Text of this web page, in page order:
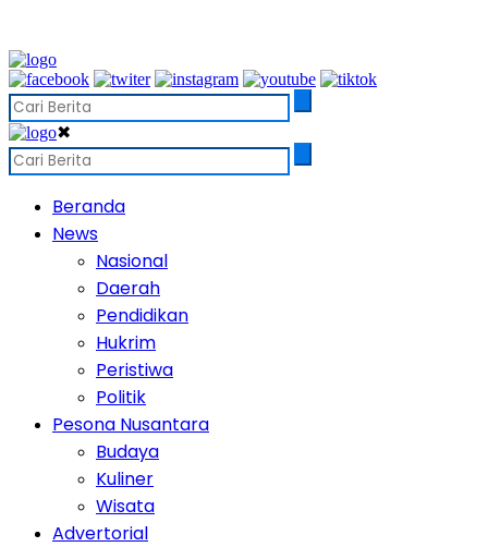
✖
Beranda
News
Nasional
Daerah
Pendidikan
Hukrim
Peristiwa
Politik
Pesona Nusantara
Budaya
Kuliner
Wisata
Advertorial